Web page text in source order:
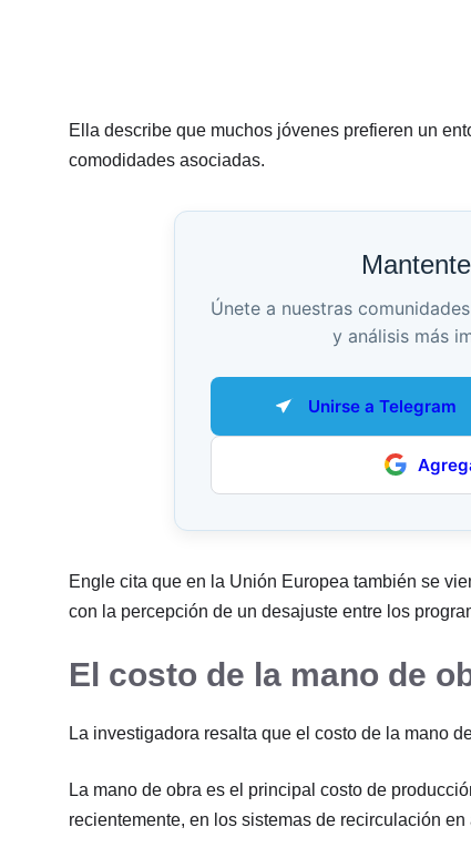
Ella describe que muchos jóvenes prefieren un
comodidades asociadas.
Únete a nuestras
y análisis más
Unirse a Telegram
Engle cita que en la Unión Europea también se
con la percepción de un desajuste entre los
El costo de la mano de
La investigadora resalta que el costo de la mano
La mano de obra es el principal costo de
recientemente, en los sistemas de recirculación